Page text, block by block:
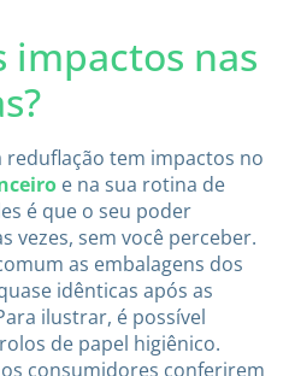
impactos nas
reduflação tem impactos no
e na sua rotina de
é que o seu poder
vezes, sem você perceber.
as embalagens dos
idênticas após as
ilustrar, é possível
de papel higiênico.
consumidores conferirem